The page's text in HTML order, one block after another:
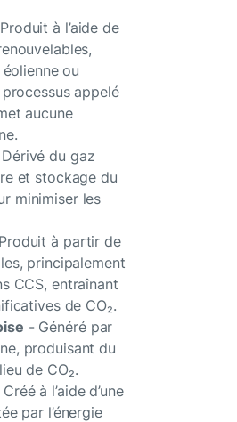
à l’aide de
ou
appelé
aucune
du gaz
et stockage du
minimiser les
à partir de
principalement
CCS, entraînant
de CO₂.
- Généré par
produisant du
de CO₂.
à l’aide d’une
par l’énergie